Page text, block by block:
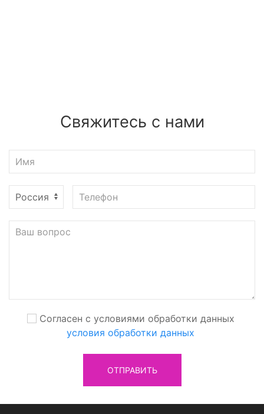
Свяжитесь с нами
Согласен с условиями обработки данных
условия обработки данных
ОТПРАВИТЬ